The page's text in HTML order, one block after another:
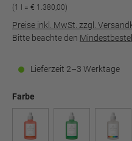
(1 l = € 1.380,00)
Preise inkl. MwSt. zzgl.
Bitte beachte den
Lieferzeit 2–3 Werktage
Farbe